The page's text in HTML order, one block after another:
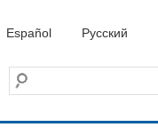
Español Русский